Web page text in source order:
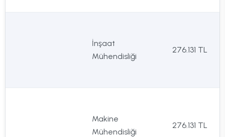
İnşaat
Mühendisliği
276.131 TL
Makine
Mühendisliği
276.131 TL